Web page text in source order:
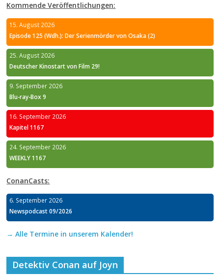
Kommende Veröffentlichungen:
15. August 2026
Episode 125 (Wdh.): Der Serienmörder von Osaka (2)
25. August 2026
Deutscher Kinostart von Film 29!
9. September 2026
Blu-ray-Box 9
16. September 2026
Kapitel 1167
24. September 2026
WEEKLY 1167
ConanCasts:
6. September 2026
Newspodcast 09/2026
→ Alle Termine in unserem Kalender!
Detektiv Conan auf Joyn